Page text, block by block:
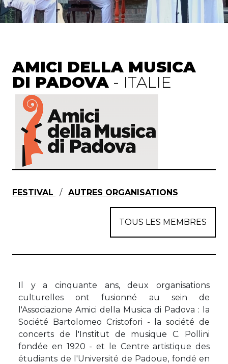
AMICI DELLA MUSICA
DI PADOVA - ITALIE
FESTIVAL / AUTRES ORGANISATIONS
TOUS LES MEMBRES
Il y a cinquante ans, deux organisations
culturelles ont fusionné au sein de
l'Associazione Amici della Musica di Padova : la
Société Bartolomeo Cristofori - la société de
concerts de l'Institut de musique C. Pollini
fondée en 1920 - et le Centre artistique des
étudiants de l'Université de Padoue, fondé en